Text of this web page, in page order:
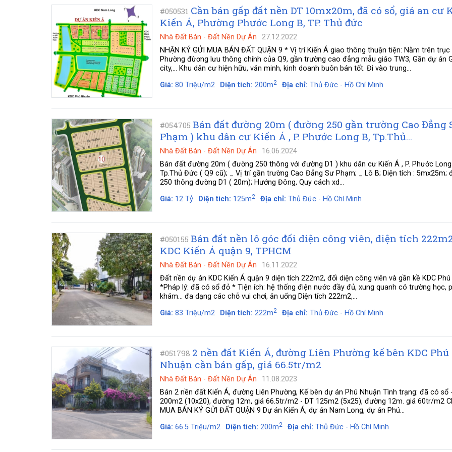
#050531 Cần bán gấp đất nền DT 10mx20m, đã có sổ, giá an cư
Kiến Á, Phường Phước Long B, TP. Thủ đức
Nhà Đất Bán - Đất Nền Dự Án
27.12.2022
NHẬN KÝ GỬI MUA BÁN ĐẤT QUẬN 9 * Vị trí Kiến Á giao thông thuận tiện: Nằm trên trục
Phường đừơng lưu thông chính của Q9, gần trường cao đẳng mẫu giáo TW3, Gần dự án
city,... Khu dân cư hiện hữu, văn minh, kinh doanh buôn bán tốt. Đi vào trung...
Giá: 80 Triệu/m2 Diện tích: 200m2 Địa chỉ: Thủ Đức - Hồ Chí Minh
#054705 Bán đất đường 20m ( đường 250 gần trường Cao Đẳng
Phạm ) khu dân cư Kiến Á , P. Phước Long B, Tp.Thủ...
Nhà Đất Bán - Đất Nền Dự Án
16.06.2024
Bán đất đường 20m ( đường 250 thông với đường D1 ) khu dân cư Kiến Á , P. Phước
Tp.Thủ Đức ( Q9 cũ); _ Vị trí gần trường Cao Đẳng Sư Phạm; _ Lô B; Diện tích : 5mx25m;
250 thông đường D1 ( 20m); Hướng Đông, Quy cách xd...
Giá: 12 Tỷ Diện tích: 125m2 Địa chỉ: Thủ Đức - Hồ Chí Minh
#050155 Bán đất nền lô góc đối diện công viên, diện tích
KDC Kiến Á quận 9, TPHCM
Nhà Đất Bán - Đất Nền Dự Án
16.11.2022
Đất nền dự án KDC Kiến Á quận 9 diện tích 222m2, đối diện công viên và gần kề KDC
*Pháp lý: đã có sổ đỏ * Tiện ích: hệ thống điện nước đầy đủ, xung quanh có trường học,
khám... đa dạng các chỗ vui chơi, ăn uống Diện tích 222m2,...
Giá: 83 Triệu/m2 Diện tích: 222m2 Địa chỉ: Thủ Đức - Hồ Chí Minh
#051798 2 nền đất Kiến Á, đường Liên Phường kế bên KDC Phú
Nhuận cần bán gấp, giá 66.5tr/m2
Nhà Đất Bán - Đất Nền Dự Án
11.08.2023
Bán 2 nền đất Kiến Á, đường Liên Phường, Kế bên dự án Phú Nhuận Tình trạng: đã có sổ
200m2 (10x20), đường 12m, giá 66.5tr/m2 - DT 125m2 (5x25), đường 12m. giá 60tr/m2
MUA BÁN KÝ GỬI ĐẤT QUẬN 9 Dự án Kiến Á, dự án Nam Long, dự án Phú...
Giá: 66.5 Triệu/m2 Diện tích: 200m2 Địa chỉ: Thủ Đức - Hồ Chí Minh